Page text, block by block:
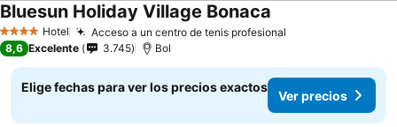
4 EstrellasHotel Acceso a un centro de tenis profesional
Bluesun Holiday Village Bonaca
8,6 Excelente 3.745 Bol
Elige fechas para ver los precios exactos
Ver precios